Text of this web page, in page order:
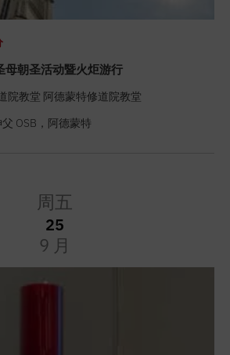
朝圣活动暨火炬游行
院教堂 阿德蒙特修道院教堂
OSB，阿德蒙特
周五
25
9 月